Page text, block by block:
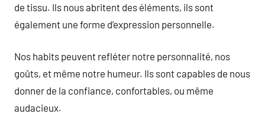
de tissu. Ils nous abritent des éléments, ils sont
également une forme d’expression personnelle.
Nos habits peuvent refléter notre personnalité, nos
goûts, et même notre humeur. Ils sont capables de nous
donner de la confiance, confortables, ou même
audacieux.